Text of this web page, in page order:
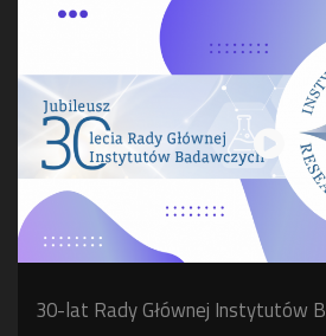
30-lat Rady Głównej Instytutów